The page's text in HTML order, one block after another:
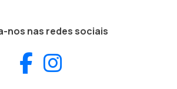
nos nas redes sociais
Facebook